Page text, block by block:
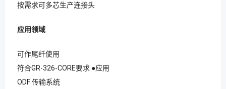
按需求可多芯生产连接头
应用领域
可作尾纤使用
符合GR-326-CORE要求 ●应用
ODF 传输系统